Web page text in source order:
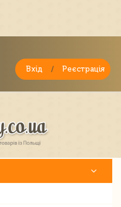
Вхід / Реєстрація